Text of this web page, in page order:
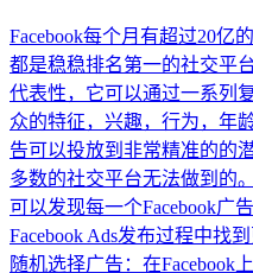
​Facebook每个月有超过20亿
都是稳稳排名第一的社交平
代表性，它可以通过一系列
众的特征，兴趣，行为，年
告可以投放到非常精准的的
多数的社交平台无法做到的
可以发现每一个Facebook广
Facebook Ads发布过程中找
随机选择广告：在Facebook